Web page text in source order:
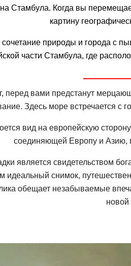
Стамбула. Когда вы
картину
сочетание природы и города
части Стамбула, где
перед вами предстанут
Здесь море встречается с
вид на европейскую
соединяющей Европу и Азию,
является свидетельством
снимок,
обещает незабываемые
новой